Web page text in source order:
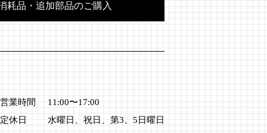
耗品・追加部品のご購入
営業時間
11:00〜17:00
定休日
水曜日、祝日、第3、5日曜日